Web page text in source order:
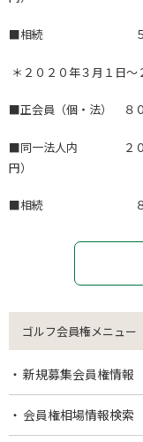
■相続 ５０，００
＊２０２０年３月１日
■正会員（個・法） ８０
■同一法人内 ２００
円）
■相続 ８０，００
ゴルフ会員権メニュー
新規募集会員権情報
会員権相場情報検索